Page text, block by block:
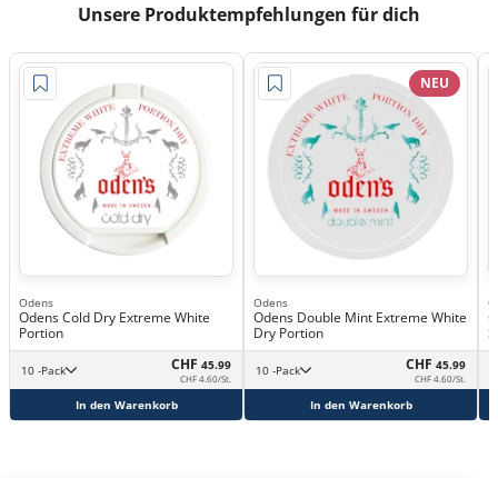
Unsere Produktempfehlungen für dich
Odens
Odens Cold Dry Extreme White
Portion
10 -Pack CHF 45.99
CHF 4.60/St.
In den Warenkorb
NEU
Odens
Odens Double Mint Extreme White
Dry Portion
10 -Pack CHF 45.99
CHF 4.60/St.
In den Warenkorb